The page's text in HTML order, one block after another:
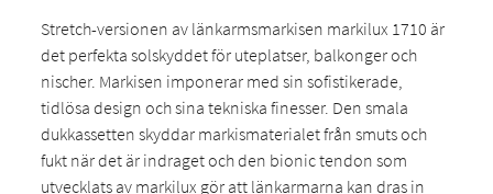
Stretch-versionen av länkarmsmarkisen markilux 1710 är
det perfekta solskyddet för uteplatser, balkonger och
nischer. Markisen imponerar med sin sofistikerade,
tidlösa design och sina tekniska finesser. Den smala
dukkassetten skyddar markismaterialet från smuts och
fukt när det är indraget och den bionic tendon som
utvecklats av markilux gör att länkarmarna kan dras in